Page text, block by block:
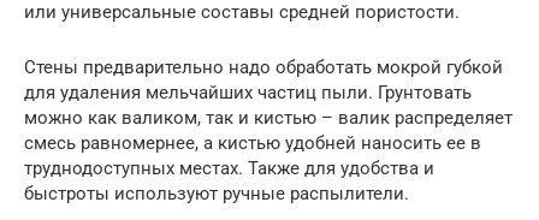
или универсальные составы средней пористости.
Стены предварительно надо обработать мокрой губкой
для удаления мельчайших частиц пыли. Грунтовать
можно как валиком, так и кистью – валик распределяет
смесь равномернее, а кистью удобней наносить ее в
труднодоступных местах. Также для удобства и
быстроты используют ручные распылители.